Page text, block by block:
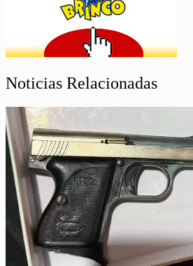
Noticias Relacionadas